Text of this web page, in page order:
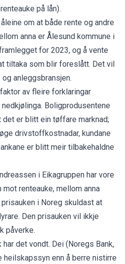
på lån).
om at både rente og andre
anna er Ålesund kommune i
for 2023, og å vente
tiltaka som blir foreslått. Det vil
anleggsbransjen.
av fleire forklaringar
Boligprodusentene
er blitt ein tøffare marknad;
drivstoffkostnadar, kundane
er blitt meir tilbakehaldne
i Eikagruppen har vore
renteauke, mellom anna
i Noreg skuldast at
Den prisauken vil ikkje
påverke.
det vondt. Dei (Noregs Bank,
heilskapssyn enn å berre nistirre